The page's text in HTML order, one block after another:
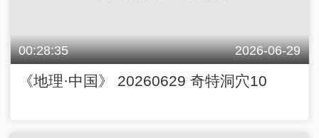
00:28:35 2026-06-29
《地理·中国》 20260629 奇特洞穴10